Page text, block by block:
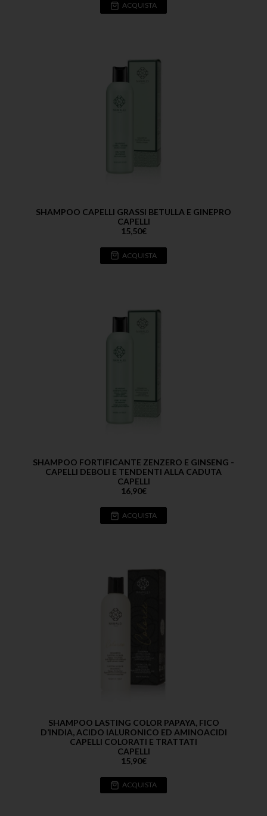
ACQUISTA
SHAMPOO CAPELLI GRASSI BETULLA E GINEPRO
CAPELLI
15,50€
ACQUISTA
SHAMPOO FORTIFICANTE ZENZERO E GINSENG -
CAPELLI DEBOLI E TENDENTI ALLA CADUTA
CAPELLI
16,90€
ACQUISTA
SHAMPOO LASTING COLOR PAPAYA, FICO
D’INDIA, ACIDO IALURONICO ED AMINOACIDI
CAPELLI COLORATI E TRATTATI
CAPELLI
15,90€
ACQUISTA